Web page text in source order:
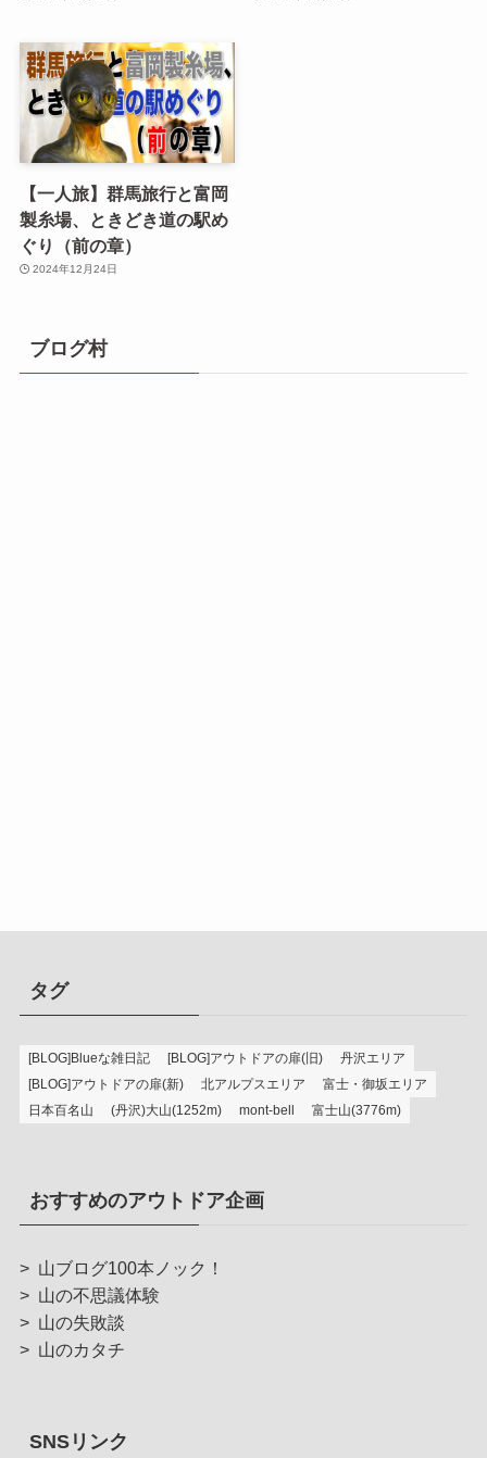
【一人旅】群馬旅行と富岡
製糸場、ときどき道の駅め
ぐり（前の章）
2024年12月24日
ブログ村
タグ
[BLOG]Blueな雑日記 [BLOG]アウトドアの扉(旧)
丹沢エリア
[BLOG]アウトドアの扉(新)
北アルプスエリア
富士・御坂エリア
日本百名山
(丹沢)大山(1252m) mont-bell 富士山(3776m)
おすすめのアウトドア企画
> 山ブログ100本ノック！
> 山の不思議体験
> 山の失敗談
> 山のカタチ
SNSリンク